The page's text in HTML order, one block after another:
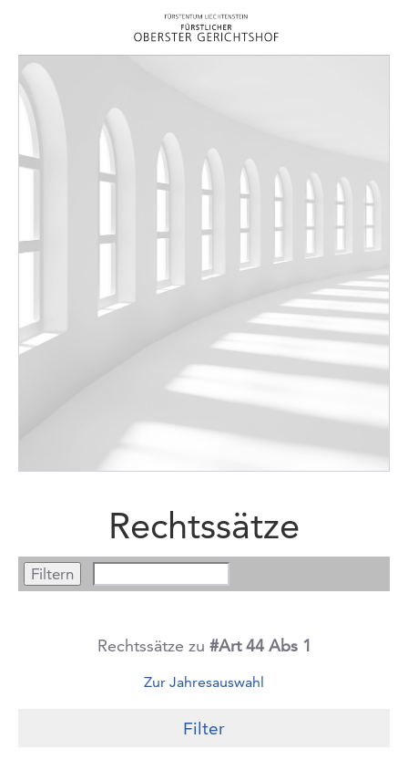
Rechtssätze
Rechtssätze zu #Art 44 Abs 1
Zur Jahresauswahl
Filter